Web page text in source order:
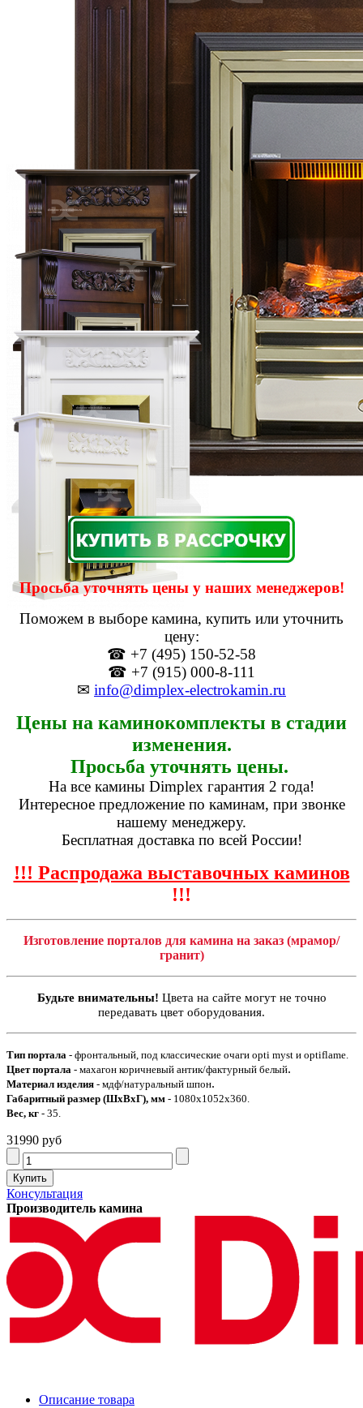
Просьба уточнять цены у наших менеджеров!
Поможем в выборе камина, купить или уточнить
цену:
☎ +7 (495) 150-52-58
☎ +7 (915) 000-8-111
✉ info@dimplex-electrokamin.ru
Цены на каминокомплекты в стадии
изменения.
Просьба уточнять цены.
На все камины Dimplex гарантия 2 года!
Интересное предложение по каминам, при звонке
нашему менеджеру.
Бесплатная доставка по всей России!
!!! Распродажа выставочных каминов
!!!
Изготовление порталов для камина на заказ (мрамор/
гранит)
Будьте внимательны! Цвета на сайте могут не точно
передавать цвет оборудования.
Тип портала - фронтальный, под классические очаги opti myst и optiflame.
Цвет портала - махагон коричневый антик/фактурный белый.
Материал изделия - мдф/натуральный шпон.
Габаритный размер (ШхВхГ), мм - 1080х1052х360.
Вес, кг - 35.
31990 руб
Консультация
Производитель камина
Описание товара